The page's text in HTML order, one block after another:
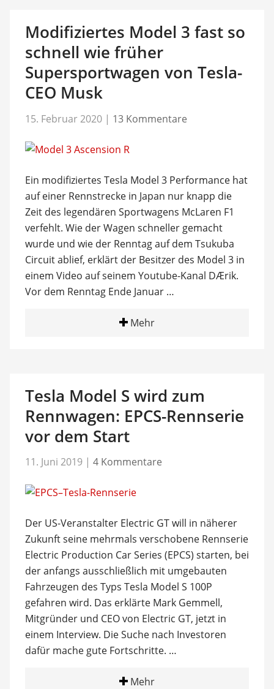
Modifiziertes Model 3 fast so
schnell wie früher
Supersportwagen von Tesla-
CEO Musk
15. Februar 2020 | 13 Kommentare
Ein modifiziertes Tesla Model 3 Performance hat
auf einer Rennstrecke in Japan nur knapp die
Zeit des legendären Sportwagens McLaren F1
verfehlt. Wie der Wagen schneller gemacht
wurde und wie der Renntag auf dem Tsukuba
Circuit ablief, erklärt der Besitzer des Model 3 in
einem Video auf seinem Youtube-Kanal DÆrik.
Vor dem Renntag Ende Januar …
Mehr
Tesla Model S wird zum
Rennwagen: EPCS-Rennserie
vor dem Start
11. Juni 2019 | 4 Kommentare
Der US-Veranstalter Electric GT will in näherer
Zukunft seine mehrmals verschobene Rennserie
Electric Production Car Series (EPCS) starten, bei
der anfangs ausschließlich mit umgebauten
Fahrzeugen des Typs Tesla Model S 100P
gefahren wird. Das erklärte Mark Gemmell,
Mitgründer und CEO von Electric GT, jetzt in
einem Interview. Die Suche nach Investoren
dafür mache gute Fortschritte. …
Mehr